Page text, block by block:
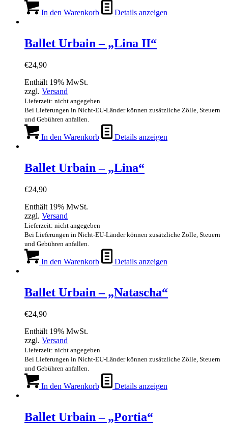
In den Warenkorb Details anzeigen
Ballet Urbain – „Lina II“
€24,90
Enthält 19% MwSt.
zzgl. Versand
Lieferzeit: nicht angegeben
Bei Lieferungen in Nicht-EU-Länder können zusätzliche Zölle, Steuern
und Gebühren anfallen.
In den Warenkorb Details anzeigen
Ballet Urbain – „Lina“
€24,90
Enthält 19% MwSt.
zzgl. Versand
Lieferzeit: nicht angegeben
Bei Lieferungen in Nicht-EU-Länder können zusätzliche Zölle, Steuern
und Gebühren anfallen.
In den Warenkorb Details anzeigen
Ballet Urbain – „Natascha“
€24,90
Enthält 19% MwSt.
zzgl. Versand
Lieferzeit: nicht angegeben
Bei Lieferungen in Nicht-EU-Länder können zusätzliche Zölle, Steuern
und Gebühren anfallen.
In den Warenkorb Details anzeigen
Ballet Urbain – „Portia“